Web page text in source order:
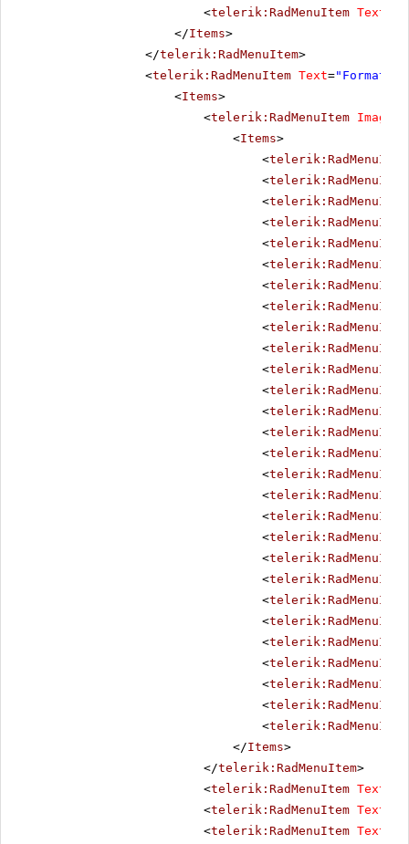
<telerik:RadMenuItem Text
</Items>
</telerik:RadMenuItem>
<telerik:RadMenuItem Text="Format"
<Items>
<telerik:RadMenuItem
<Items>
<telerik:RadMenuItem
<telerik:RadMenuItem
<telerik:RadMenuItem
<telerik:RadMenuItem
<telerik:RadMenuItem
<telerik:RadMenuItem
<telerik:RadMenuItem
<telerik:RadMenuItem
<telerik:RadMenuItem
<telerik:RadMenuItem
<telerik:RadMenuItem
<telerik:RadMenuItem
<telerik:RadMenuItem
<telerik:RadMenuItem
<telerik:RadMenuItem
<telerik:RadMenuItem
<telerik:RadMenuItem
<telerik:RadMenuItem
<telerik:RadMenuItem
<telerik:RadMenuItem
<telerik:RadMenuItem
<telerik:RadMenuItem
<telerik:RadMenuItem
<telerik:RadMenuItem
<telerik:RadMenuItem
<telerik:RadMenuItem
<telerik:RadMenuItem
<telerik:RadMenuItem
</Items>
</telerik:RadMenuItem>
<telerik:RadMenuItem Text
<telerik:RadMenuItem Text
<telerik:RadMenuItem Text